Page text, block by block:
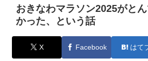
おきなわマラソン2025がと
かった、という話
X Facebook はて